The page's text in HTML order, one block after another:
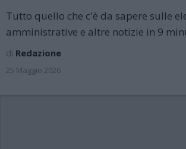
Tutto quello che c'è da sapere sulle
amministrative e altre notizie in 9
di Redazione
25 Maggio 2026